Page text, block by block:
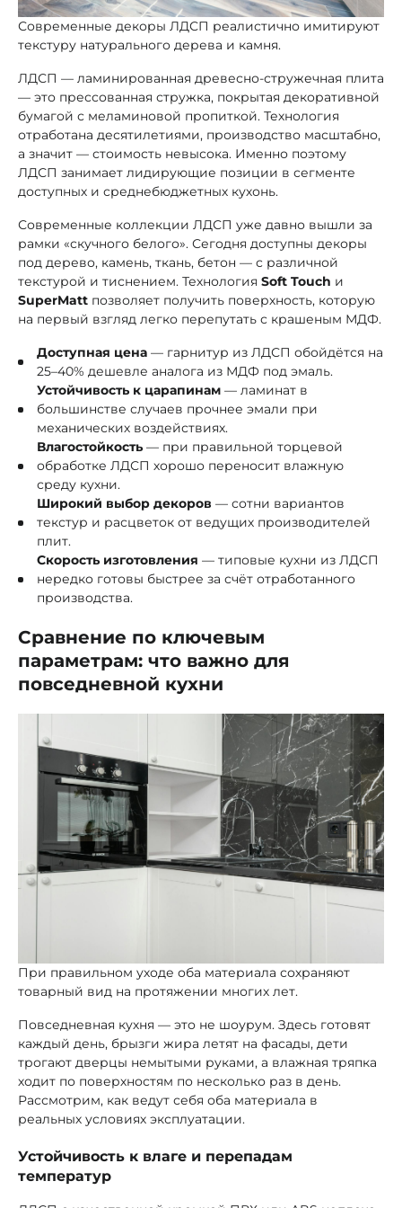
Современные декоры ЛДСП реалистично имитируют
текстуру натурального дерева и камня.
ЛДСП — ламинированная древесно-стружечная плита
— это прессованная стружка, покрытая декоративной
бумагой с меламиновой пропиткой. Технология
отработана десятилетиями, производство масштабно,
а значит — стоимость невысока. Именно поэтому
ЛДСП занимает лидирующие позиции в сегменте
доступных и среднебюджетных кухонь.
Современные коллекции ЛДСП уже давно вышли за
рамки «скучного белого». Сегодня доступны декоры
под дерево, камень, ткань, бетон — с различной
текстурой и тиснением. Технология Soft Touch и
SuperMatt позволяет получить поверхность, которую
на первый взгляд легко перепутать с крашеным МДФ.
Доступная цена — гарнитур из ЛДСП обойдётся на
25–40% дешевле аналога из МДФ под эмаль.
Устойчивость к царапинам — ламинат в
большинстве случаев прочнее эмали при
механических воздействиях.
Влагостойкость— при правильной торцевой
обработке ЛДСП хорошо переносит влажную
среду кухни.
Широкий выбор декоров — сотни вариантов
текстур и расцветок от ведущих производителей
плит.
Скорость изготовления — типовые кухни из ЛДСП
нередко готовы быстрее за счёт отработанного
производства.
Сравнение по ключевым
параметрам: что важно для
повседневной кухни
При правильном уходе оба материала сохраняют
товарный вид на протяжении многих лет.
Повседневная кухня — это не шоурум. Здесь готовят
каждый день, брызги жира летят на фасады, дети
трогают дверцы немытыми руками, а влажная тряпка
ходит по поверхностям по несколько раз в день.
Рассмотрим, как ведут себя оба материала в
реальных условиях эксплуатации.
Устойчивость к влаге и перепадам
температур